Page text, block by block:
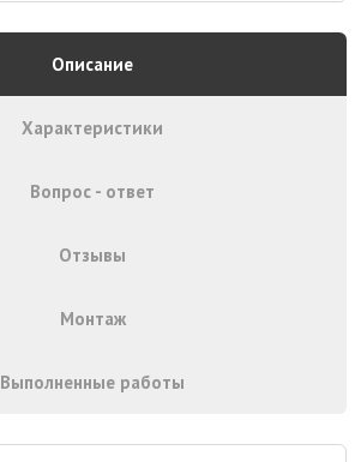
Описание
Характеристики
Вопрос - ответ
Отзывы
Монтаж
Выполненные работы